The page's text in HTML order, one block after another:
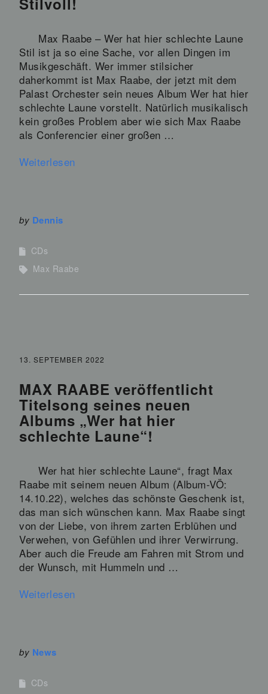
Max Raabe – Wer hat hier schlechte Laune
Stil ist ja so eine Sache, vor allen Dingen im
Musikgeschäft. Wer immer stilsicher
daherkommt ist Max Raabe, der jetzt mit dem
Palast Orchester sein neues Album Wer hat hier
schlechte Laune vorstellt. Natürlich musikalisch
kein großes Problem aber wie sich Max Raabe
als Conferencier einer großen …
Weiterlesen
by Dennis
CDs
Max Raabe
13. SEPTEMBER 2022
MAX RAABE veröffentlicht
Titelsong seines neuen
Albums „Wer hat hier
schlechte Laune“!
Wer hat hier schlechte Laune“, fragt Max
Raabe mit seinem neuen Album (Album-VÖ:
14.10.22), welches das schönste Geschenk ist,
das man sich wünschen kann. Max Raabe singt
von der Liebe, von ihrem zarten Erblühen und
Verwehen, von Gefühlen und ihrer Verwirrung.
Aber auch die Freude am Fahren mit Strom und
der Wunsch, mit Hummeln und …
Weiterlesen
by News
CDs